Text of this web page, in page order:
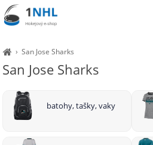
› San Jose Sharks
San Jose Sharks
batohy, tašky, vaky